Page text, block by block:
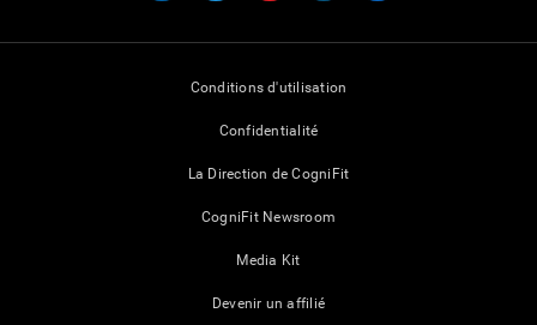
Conditions d'utilisation
Confidentialité
La Direction de CogniFit
CogniFit Newsroom
Media Kit
Devenir un affilié